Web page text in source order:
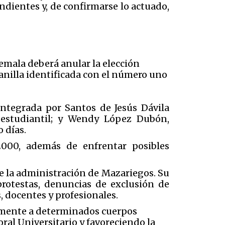
y, de confirmarse lo actuado,
deberá anular la elección
identificada con el número uno
por Santos de Jesús Dávila
y Wendy López Dubón,
días.
además de enfrentar posibles
la administración de Mazariegos. Su
denuncias de exclusión de
y profesionales.
a determinados cuerpos
Universitario y favoreciendo la